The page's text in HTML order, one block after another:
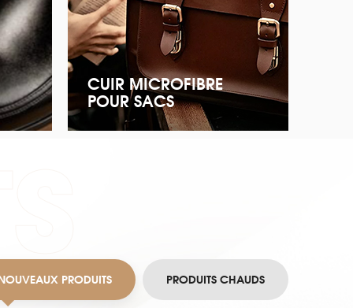
CUIR MICROFIBRE
POUR SACS
PRODUITS PRODUITS CHAUDS